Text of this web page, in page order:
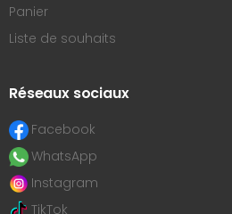
Panier
Liste de souhaits
Réseaux sociaux
Facebook
WhatsApp
Instagram
TikTok